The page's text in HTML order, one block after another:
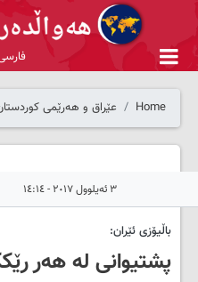
Home عێراق و هەرێمی
٣ ئەیلوول ٢٠١٧ - ١٤:١٤
باڵیۆزی ئێران:
پشتیوانی لە هەر